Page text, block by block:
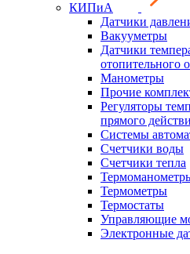
КИПиА
Датчики
Вакууметры
Датчики
отопительного
Манометры
Прочие
Регуляторы
прямого
Системы
Счетчики воды
Счетчики тепла
Термометры
Термостаты
Управляющие
Электронные